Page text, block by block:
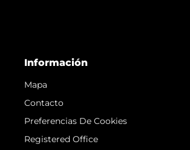
Información
Mapa
Contacto
Preferencias De Cookies
Registered Office